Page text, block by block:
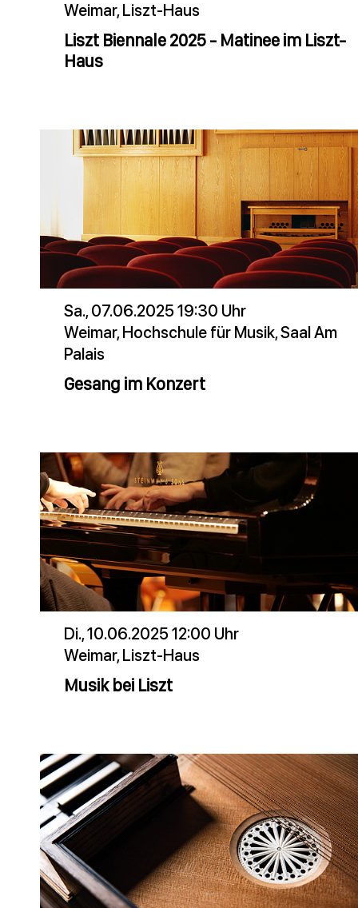
Weimar, Liszt-Haus
Liszt Biennale 2025 - Matinee im Liszt-
Haus
Sa., 07.06.2025 19:30 Uhr
Weimar, Hochschule für Musik, Saal Am
Palais
Gesang im Konzert
Di., 10.06.2025 12:00 Uhr
Weimar, Liszt-Haus
Musik bei Liszt